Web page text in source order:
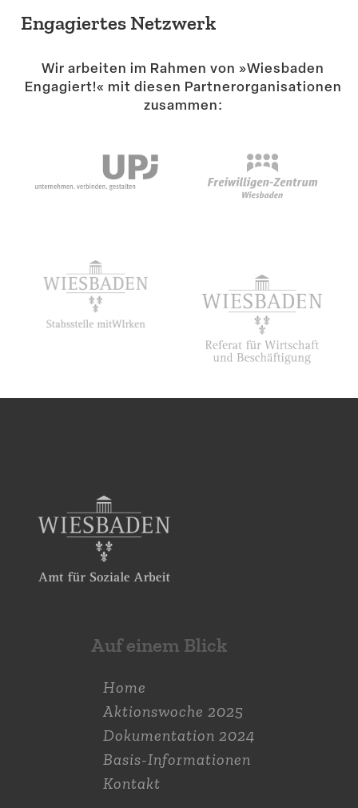
Engagiertes Netzwerk
Wir arbeiten im Rahmen von »Wiesbaden
Engagiert!« mit diesen Partner­or­ga­ni­sa­tionen
zusammen:
Auf einem Blick
Home
Aktions­woche 2025
Dokumen­tation 2024
Basis-Informationen
Kontakt